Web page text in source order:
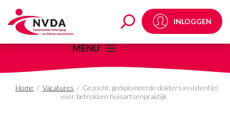
Gezocht: INLOGGEN
MENU
Home / Vacatures / Gezocht: gediplomeerde doktersassistent(e)
voor betrokken huisartsenpraktijk